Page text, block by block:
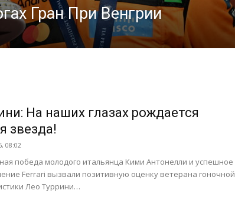
Гран При Венгрии
На наших глазах рождается
звезда!
08:02
победа молодого итальянца Кими Антонелли и успешное
Ferrari вызвали позитивную оценку ветерана гоночной
Лео Туррини…